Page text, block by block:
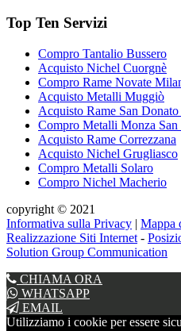
Top Ten Servizi
Compro Tantalio Bussero
Acquisto Nichel Cuorgnè
Compro Rame Novate
Acquisto Metalli Muggiò
Acquisto Rame San
Compro Metalli Monza San
Acquisto Rame Correzzana
Acquisto Nichel Grugliasco
Compro Metalli Solaro
Compro Nichel Macherio
copyright © 2021
Informativa sulla Privacy | Mappa
Realizzazione Siti Internet -
Solution Group Communication
CHIAMA ORA
WHATSAPP
EMAIL
Utilizziamo i cookie per essere